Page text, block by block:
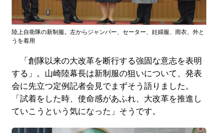
陸上自衛隊の新制服。左からジャンパー、セーター、妊婦服、雨衣、外と
うを着用
「創隊以来の大改革を断行する強固な意志を表明
する」。山崎陸幕長は新制服の狙いについて、発表
会に先立つ定例記者会見でまずそう語りました。
「試着をした時、使命感があふれ、大改革を推進し
ていこうという気になった」そうです。